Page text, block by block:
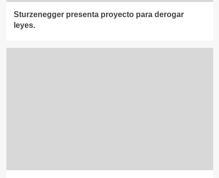
Sturzenegger presenta proyecto para derogar
leyes.